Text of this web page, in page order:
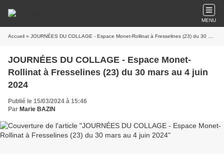
MENU
Accueil » JOURNÉES DU COLLAGE - Espace Monet-Rollinat à Fresselines (23) du 30 mars au 4 juin 2024
JOURNÉES DU COLLAGE - Espace Monet-
Rollinat à Fresselines (23) du 30 mars au 4 juin
2024
Publié le 15/03/2024 à 15:46
Par Marie BAZIN